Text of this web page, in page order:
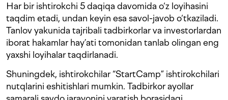
Har bir ishtirokchi 5 daqiqa davomida o‘z loyihasini
taqdim etadi, undan keyin esa savol-javob o‘tkaziladi.
Tanlov yakunida tajribali tadbirkorlar va investorlardan
iborat hakamlar hay’ati tomonidan tanlab olingan eng
yaxshi loyihalar taqdirlanadi.
Shuningdek, ishtirokchilar “StartCamp” ishtirokchilari
nutqlarini eshitishlari mumkin. Tadbirkor ayollar